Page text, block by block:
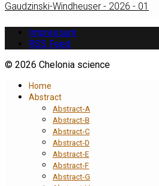
Gaudzinski-Windheuser - 2026 - 01
Impressum
RSS Feed
© 2026 Chelonia science
Home
Abstract
Abstract-A
Abstract-B
Abstract-C
Abstract-D
Abstract-E
Abstract-F
Abstract-G